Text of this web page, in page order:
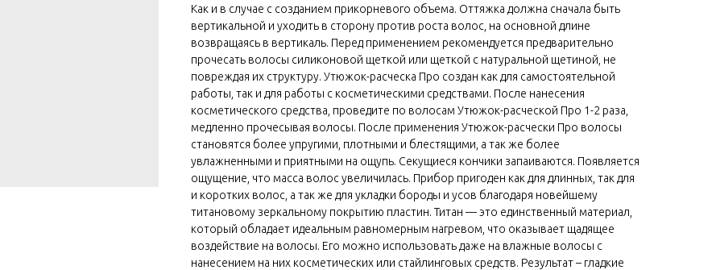
Как и в случае с созданием прикорневого объема. Оттяжка должна сначала быть
вертикальной и уходить в сторону против роста волос, на основной длине
возвращаясь в вертикаль. Перед применением рекомендуется предварительно
прочесать волосы силиконовой щеткой или щеткой с натуральной щетиной, не
повреждая их структуру. Утюжок-расческа Про создан как для самостоятельной
работы, так и для работы с косметическими средствами. После нанесения
косметического средства, проведите по волосам Утюжок-расческой Про 1-2 раза,
медленно прочесывая волосы. После применения Утюжок-расчески Про волосы
становятся более упругими, плотными и блестящими, а так же более
увлажненными и приятными на ощупь. Секущиеся кончики запаиваются. Появляется
ощущение, что масса волос увеличилась. Прибор пригоден как для длинных, так для
и коротких волос, а так же для укладки бороды и усов благодаря новейшему
титановому зеркальному покрытию пластин. Титан — это единственный материал,
который обладает идеальным равномерным нагревом, что оказывает щадящее
воздействие на волосы. Его можно использовать даже на влажные волосы с
нанесением на них косметических или стайлинговых средств. Результат – гладкие